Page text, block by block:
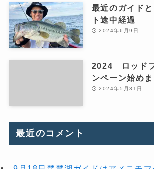
最近のガイド
ト途中経過
2024年6月9日
2024 ロッド
ンペーン始めま
2024年5月31日
最近のコメント